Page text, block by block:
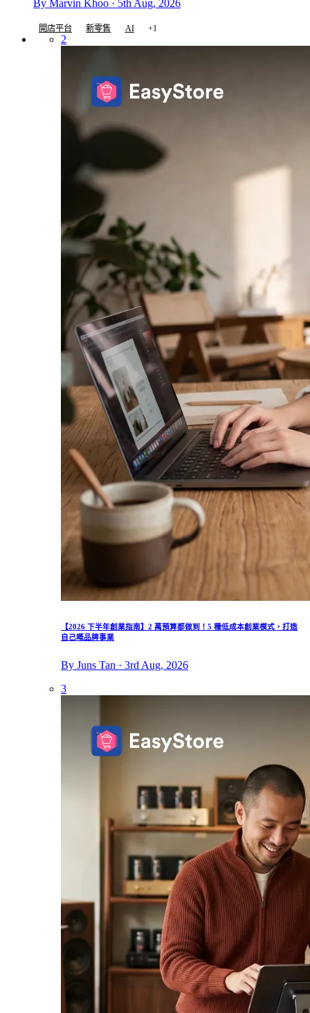
By Marvin Khoo · 5th Aug, 2026
開店平台 新零售 AI +1
2
【2026 下半年創業指南】2 萬預算都做到！5 種低成本創業模式，打造
自己嘅品牌事業
By Juns Tan · 3rd Aug, 2026
3